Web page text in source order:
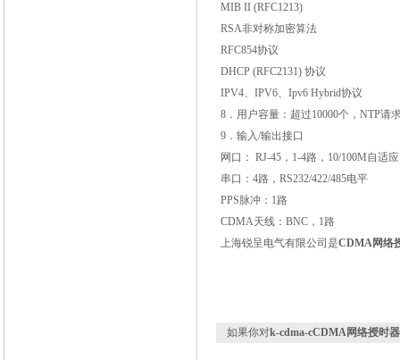
MIB II (RFC1213)
RSA非对称加密算法
RFC854协议
DHCP (RFC2131) 协议
IPV4、 IPV6、 Ipv6 Hybrid协议
8 ．用户容量：超过10000个， NTP请
9 ．输入/输出接口
网口： RJ-45 ， 1-4路， 10/100M自适
串口： 4路， RS232/422/485电平
PPS 脉冲： 1路
CDMA天线： BNC ， 1路
上海锐呈电气有限公司是CDMA网络
如果你对k-cdma-cCDMA网络授时器